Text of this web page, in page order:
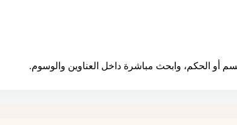
أو الحكم، وابحث مباشرة داخل العناوين والوسوم.